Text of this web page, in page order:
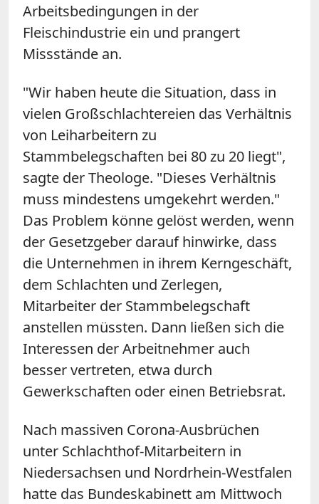
Arbeitsbedingungen in der
Fleischindustrie ein und prangert
Missstände an.
"Wir haben heute die Situation, dass in
vielen Großschlachtereien das Verhältnis
von Leiharbeitern zu
Stammbelegschaften bei 80 zu 20 liegt",
sagte der Theologe. "Dieses Verhältnis
muss mindestens umgekehrt werden."
Das Problem könne gelöst werden, wenn
der Gesetzgeber darauf hinwirke, dass
die Unternehmen in ihrem Kerngeschäft,
dem Schlachten und Zerlegen,
Mitarbeiter der Stammbelegschaft
anstellen müssten. Dann ließen sich die
Interessen der Arbeitnehmer auch
besser vertreten, etwa durch
Gewerkschaften oder einen Betriebsrat.
Nach massiven Corona-Ausbrüchen
unter Schlachthof-Mitarbeitern in
Niedersachsen und Nordrhein-Westfalen
hatte das Bundeskabinett am Mittwoch